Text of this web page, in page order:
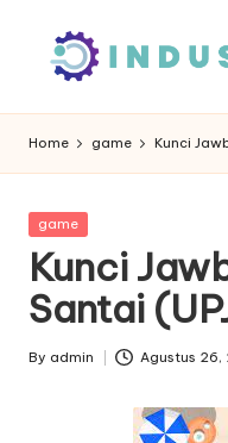
Home game Kunci
Posted
game
Kunci
Santai
Posted
By admin Agustus 26,